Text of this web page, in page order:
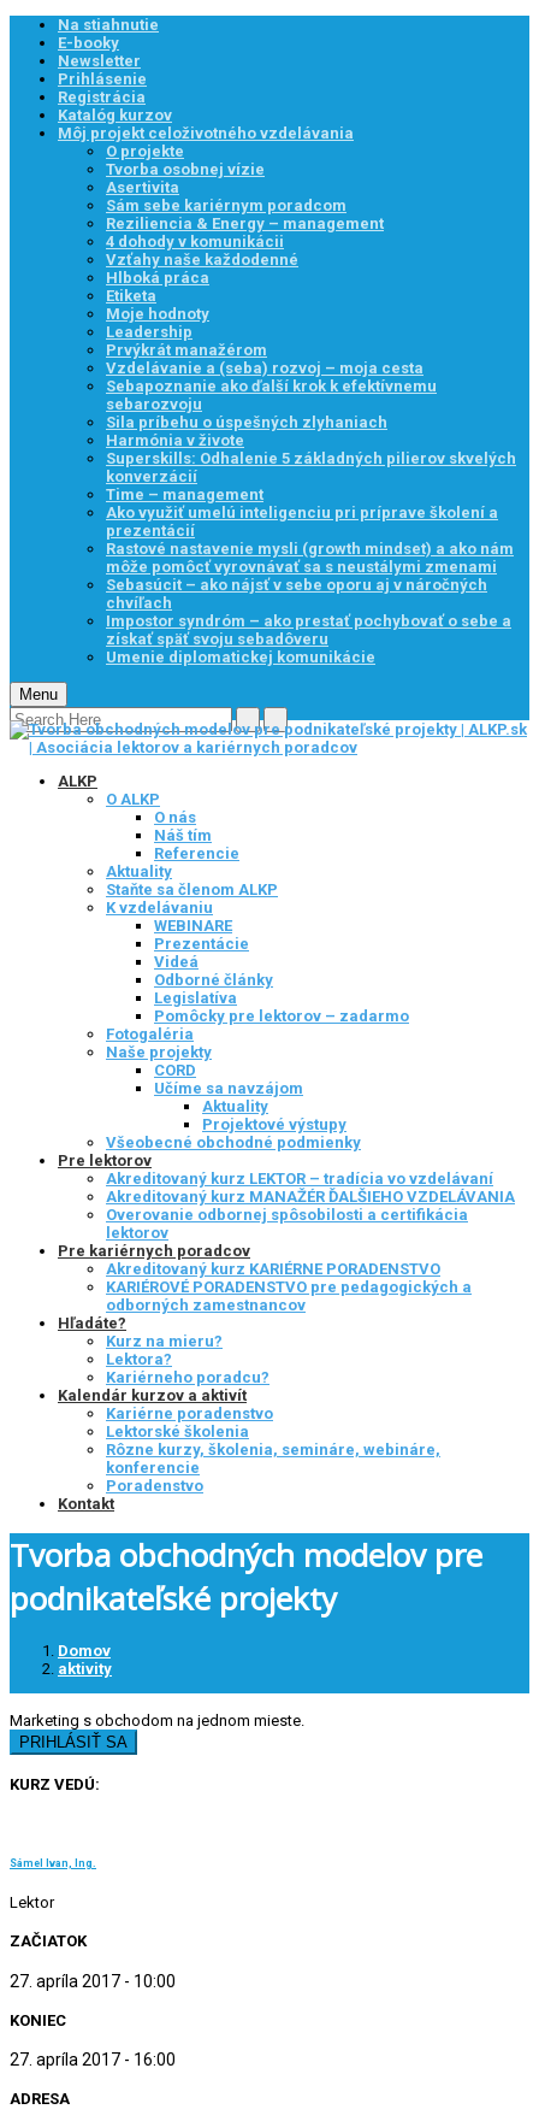
Na stiahnutie
E-booky
Newsletter
Prihlásenie
Registrácia
Katalóg kurzov
Môj projekt celoživotného vzdelávania
O projekte
Tvorba osobnej vízie
Asertivita
Sám sebe kariérnym poradcom
Reziliencia & Energy – management
4 dohody v komunikácii
Vzťahy naše každodenné
Hlboká práca
Etiketa
Moje hodnoty
Leadership
Prvýkrát manažérom
Vzdelávanie a (seba) rozvoj – moja cesta
Sebapoznanie ako ďalší krok k efektívnemu
sebarozvoju
Sila príbehu o úspešných zlyhaniach
Harmónia v živote
Superskills: Odhalenie 5 základných pilierov skvelých
konverzácií
Time – management
Ako využiť umelú inteligenciu pri príprave školení a
prezentácií
Rastové nastavenie mysli (growth mindset) a ako nám
môže pomôcť vyrovnávať sa s neustálymi zmenami
Sebasúcit – ako nájsť v sebe oporu aj v náročných
chvíľach
Impostor syndróm – ako prestať pochybovať o sebe a
získať späť svoju sebadôveru
Umenie diplomatickej komunikácie
Menu
ALKP
O ALKP
O nás
Náš tím
Referencie
Aktuality
Staňte sa členom ALKP
K vzdelávaniu
WEBINARE
Prezentácie
Videá
Odborné články
Legislatíva
Pomôcky pre lektorov – zadarmo
Fotogaléria
Naše projekty
CORD
Učíme sa navzájom
Aktuality
Projektové výstupy
Všeobecné obchodné podmienky
Pre lektorov
Akreditovaný kurz LEKTOR – tradícia vo vzdelávaní
Akreditovaný kurz MANAŽÉR ĎALŠIEHO VZDELÁVANIA
Overovanie odbornej spôsobilosti a certifikácia
lektorov
Pre kariérnych poradcov
Akreditovaný kurz KARIÉRNE PORADENSTVO
KARIÉROVÉ PORADENSTVO pre pedagogických a
odborných zamestnancov
Hľadáte?
Kurz na mieru?
Lektora?
Kariérneho poradcu?
Kalendár kurzov a aktivít
Kariérne poradenstvo
Lektorské školenia
Rôzne kurzy, školenia, semináre, webináre,
konferencie
Poradenstvo
Kontakt
Tvorba obchodných modelov pre
podnikateľské projekty
Domov
aktivity
Marketing s obchodom na jednom mieste.
PRIHLÁSIŤ SA
KURZ VEDÚ:
Sámel Ivan, Ing.
Lektor
ZAČIATOK
27. apríla 2017 - 10:00
KONIEC
27. apríla 2017 - 16:00
ADRESA